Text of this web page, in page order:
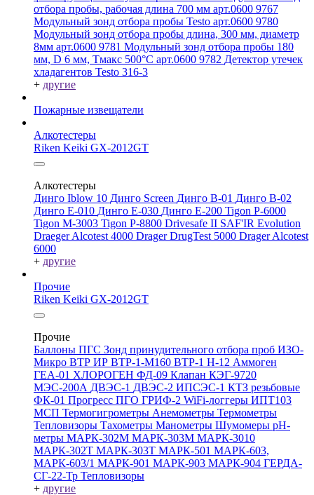
отбора пробы, рабочая длина 700 мм арт.0600 9767
Модульный зонд отбора пробы Testo арт.0600 9780
Модульный зонд отбора пробы длина, 300 мм, диаметр
8мм арт.0600 9781 Модульный зонд отбора пробы 180
мм, D 6 мм, Tмакс 500°С арт.0600 9782 Детектор утечек
хладагентов Testo 316-3
+ другие
Пожарные извещатели
Алкотестеры
Riken Keiki GX-2012GT
Алкотестеры
Динго Iblow 10 Динго Screen Динго В-01 Динго В-02
Динго Е-010 Динго Е-030 Динго Е-200 Tigon P-6000
Tigon M-3003 Tigon P-8800 Drivesafe II SAF'IR Evolution
Draeger Alcotest 4000 Drager DrugTest 5000 Drager Alcotest
6000
+ другие
Прочие
Riken Keiki GX-2012GT
Прочие
Баллоны ПГС Зонд принудительного отбора проб ИЗО-
Микро ВТР ИР ВТР-1-М160 ВТР-1 Н-12 Аммоген
ГЕА-01 ХЛОРОГЕН ФД-09 Клапан КЭГ-9720
МЭС-200А ДВЭС-1 ДВЭС-2 ИПСЭС-1 КТЗ резьбовые
ФК-01 Прогресс ПГО ГРИФ-2 WiFi-логгеры ИПТ103
МСП Термогигрометры Анемометры Термометры
Тепловизоры Тахометры Манометры Шумомеры pH-
метры МАРК-302М МАРК-303М МАРК-3010
МАРК-302Т МАРК-303Т МАРК-501 МАРК-603,
МАРК-603/1 МАРК-901 МАРК-903 МАРК-904 ГЕРДА-
СГ-22-Тр Тепловизоры
+ другие